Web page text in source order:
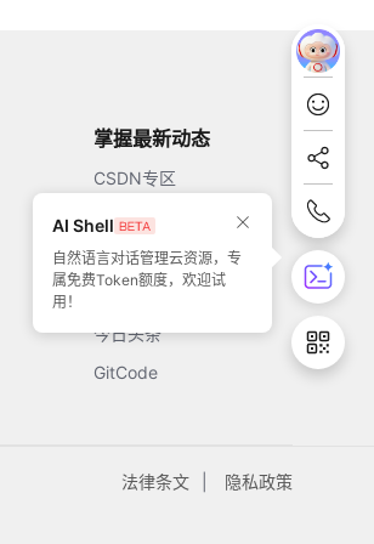
掌握最新动态
CSDN专区
知乎
开源中国
今日头条
GitCode
法律条文 隐私政策
AI Shell
自然语言对话管理云资源，专
属免费Token额度，欢迎试
用！